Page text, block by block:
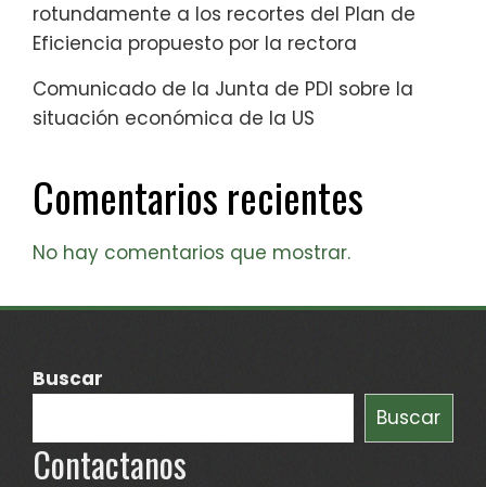
rotundamente a los recortes del Plan de
Eficiencia propuesto por la rectora
Comunicado de la Junta de PDI sobre la
situación económica de la US
Comentarios recientes
No hay comentarios que mostrar.
Buscar
Buscar
Contactanos